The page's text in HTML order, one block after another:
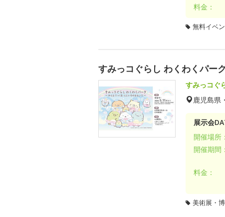
料金：
無料イベ
すみっコぐらし わくわくパーク
すみっコぐ
鹿児島県
展示会
開催場所：
開催期間：
料金：
美術展・